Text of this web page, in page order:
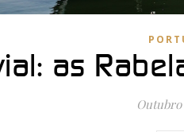
as
Outubro